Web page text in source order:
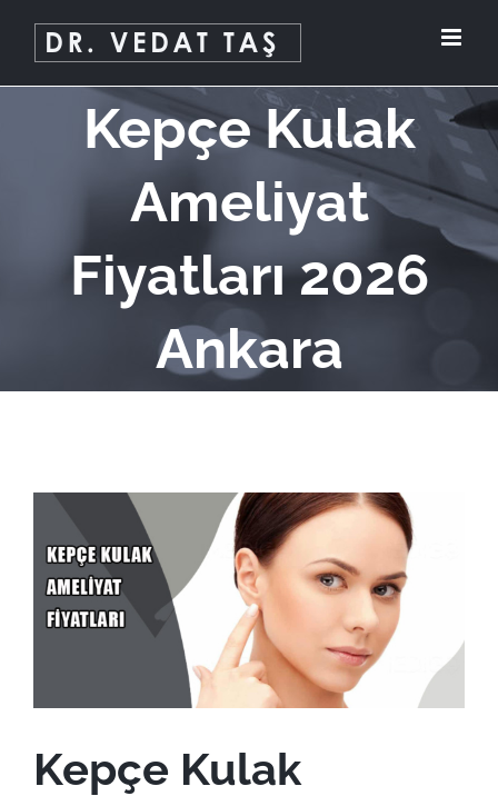
content
Kepçe Kulak
Ameliyat
Fiyatları 2026
Ankara
View
Larger
Image
Kepçe Kulak